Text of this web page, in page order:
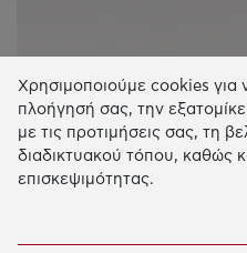
Χρησιμοποιούμε cookies για
πλοήγησή σας, την
με τις προτιμήσεις σας, τη
διαδικτυακού τόπου, καθώς
επισκεψιμότητας.